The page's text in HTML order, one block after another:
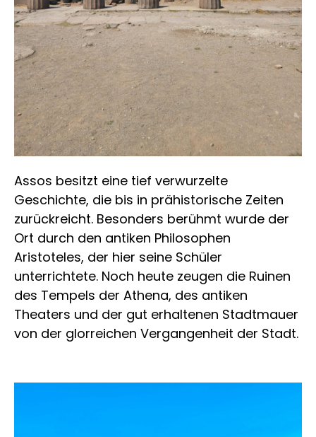
Assos besitzt eine tief verwurzelte
Geschichte, die bis in prähistorische Zeiten
zurückreicht. Besonders berühmt wurde der
Ort durch den antiken Philosophen
Aristoteles, der hier seine Schüler
unterrichtete. Noch heute zeugen die Ruinen
des Tempels der Athena, des antiken
Theaters und der gut erhaltenen Stadtmauer
von der glorreichen Vergangenheit der Stadt.